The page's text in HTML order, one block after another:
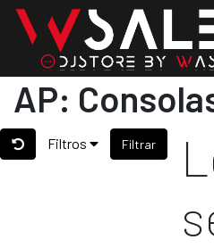
AP:
Filtros Filtrar